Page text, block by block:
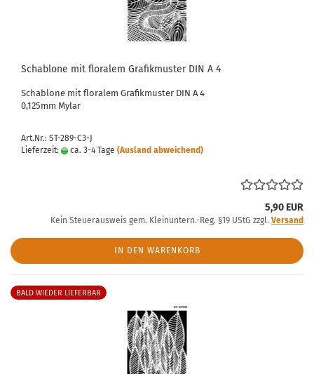
Schablone mit floralem Grafikmuster DIN A 4
Schablone mit floralem Grafikmuster DIN A 4
0,125mm Mylar
Art.Nr.: ST-289-C3-J
Lieferzeit:
ca. 3-4 Tage (Ausland abweichend)
5,90 EUR
Kein Steuerausweis gem. Kleinuntern.-Reg. §19 UStG zzgl. Versand
IN DEN WARENKORB
BALD WIEDER LIEFERBAR